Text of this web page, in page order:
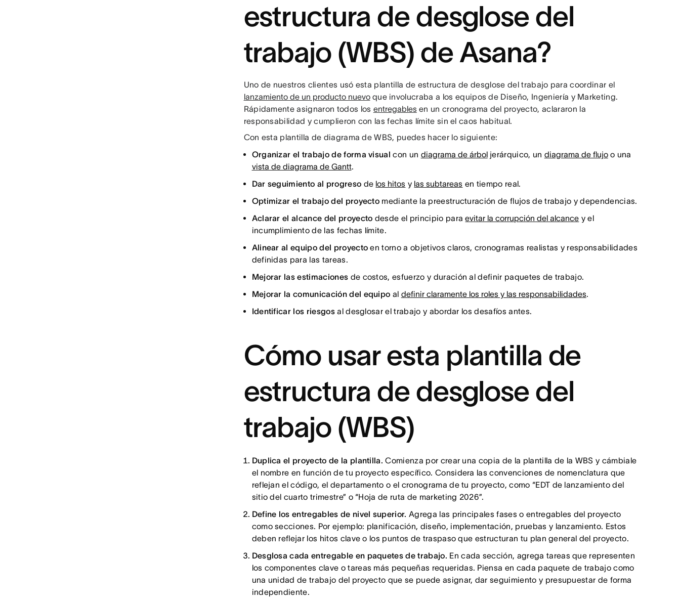
estructura de desglose del
trabajo (WBS) de Asana?
Uno de nuestros clientes usó esta plantilla de estructura de desglose del trabajo para coordinar el
lanzamiento de un producto nuevoque involucraba a los equipos de Diseño, Ingeniería y Marketing.
Rápidamente asignaron todos los entregables en un cronograma del proyecto, aclararon la
responsabilidad y cumplieron con las fechas límite sin el caos habitual.
Con esta plantilla de diagrama de WBS, puedes hacer lo siguiente:
Organizar el trabajo de forma visual con un diagrama de árboljerárquico, un diagrama de flujoo una
vista de diagrama de Gantt.
Dar seguimiento al progreso de los hitos y las subtareas en tiempo real.
Optimizar el trabajo del proyecto mediante la preestructuración de flujos de trabajo y dependencias.
Aclarar el alcance del proyecto desde el principio paraevitar la corrupción del alcance y el
incumplimiento de las fechas límite.
Alinear al equipo del proyecto en torno a objetivos claros, cronogramas realistas y responsabilidades
definidas para las tareas.
Mejorar las estimaciones de costos, esfuerzo y duración al definir paquetes de trabajo.
Mejorar la comunicación del equipo al definir claramente los roles y las responsabilidades.
Identificar los riesgosal desglosar el trabajo y abordar los desafíos antes.
Cómo usar esta plantilla de
estructura de desglose del
trabajo (WBS)
Duplica el proyecto de la plantilla.Comienza por crear una copia de la plantilla de la WBS y cámbiale
el nombre en función de tu proyecto específico. Considera las convenciones de nomenclatura que
reflejan el código, el departamento o el cronograma de tu proyecto, como “EDT de lanzamiento del
sitio del cuarto trimestre” o “Hoja de ruta de marketing 2026”.
Define los entregables de nivel superior. Agrega las principales fases o entregables del proyecto
como secciones. Por ejemplo: planificación, diseño, implementación, pruebas y lanzamiento. Estos
deben reflejar los hitos clave o los puntos de traspaso que estructuran tu plan general del proyecto.
Desglosa cada entregable en paquetes de trabajo. En cada sección, agrega tareas que representen
los componentes clave o tareas más pequeñas requeridas. Piensa en cada paquete de trabajo como
una unidad de trabajo del proyecto que se puede asignar, dar seguimiento y presupuestar de forma
independiente.